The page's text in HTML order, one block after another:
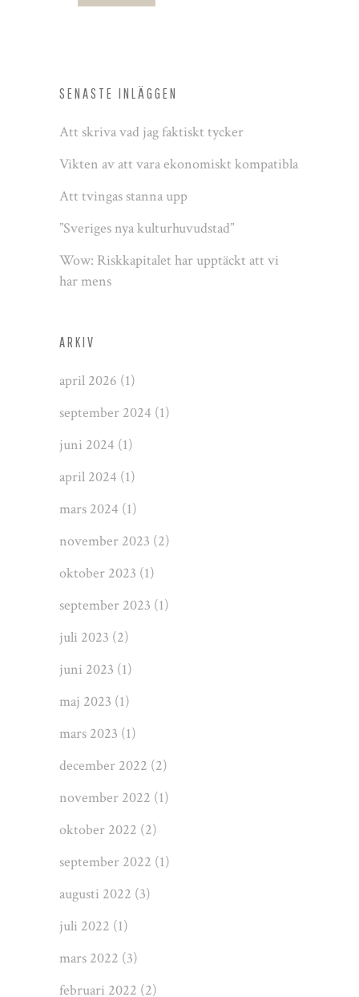
SENASTE INLÄGGEN
Att skriva vad jag faktiskt tycker
Vikten av att vara ekonomiskt kompatibla
Att tvingas stanna upp
”Sveriges nya kulturhuvudstad”
Wow: Riskkapitalet har upptäckt att vi
har mens
ARKIV
april 2026 (1)
september 2024 (1)
juni 2024 (1)
april 2024 (1)
mars 2024 (1)
november 2023 (2)
oktober 2023 (1)
september 2023 (1)
juli 2023 (2)
juni 2023 (1)
maj 2023 (1)
mars 2023 (1)
december 2022 (2)
november 2022 (1)
oktober 2022 (2)
september 2022 (1)
augusti 2022 (3)
juli 2022 (1)
mars 2022 (3)
februari 2022 (2)